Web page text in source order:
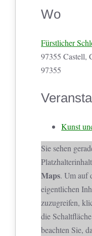
Wo
Fürstlicher
97355 Castell,
97355
Kunst
Sie sehen
Maps. Um auf
eigentlichen
zuzugreifen,
die
beachten Sie,